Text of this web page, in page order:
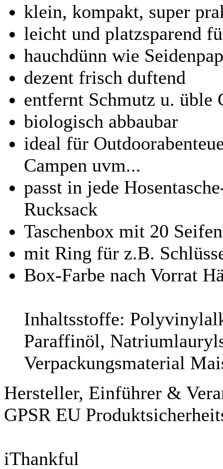
klein, kompakt, super
leicht und platzsparend
hauchdünn wie
dezent frisch duftend
entfernt Schmutz u. üble
biologisch abbaubar
ideal für
Campen uvm...
passt in jede
Rucksack
Taschenbox mit 20
mit Ring für z.B.
Box-Farbe nach Vorrat
Inhaltsstoffe:
Paraffinöl,
Verpackungsmaterial
Hersteller, Einführer &
GPSR EU
iThankful